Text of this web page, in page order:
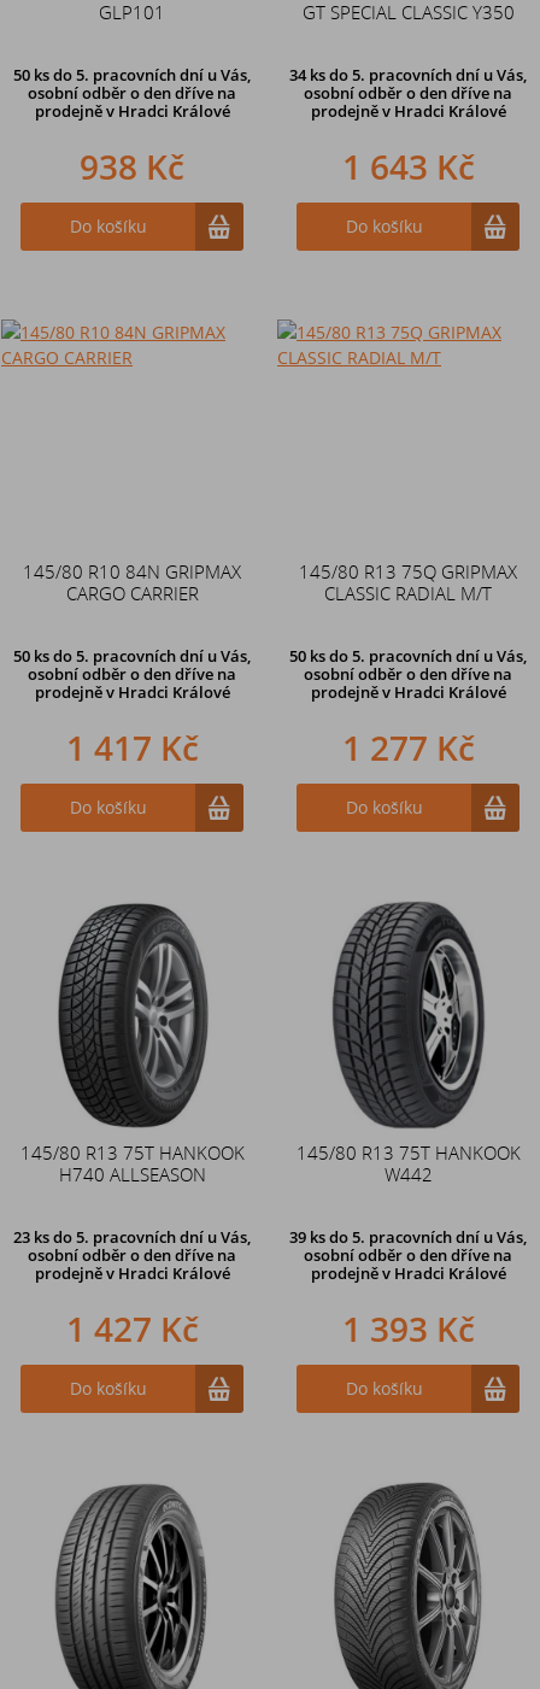
GLP101
50 ksdo 5. pracovních dní u Vás,
osobní odběr o den dříve na
prodejněv Hradci Králové
938 Kč
Do košíku
GT SPECIAL CLASSIC Y350
34 ksdo 5. pracovních dní u Vás,
osobní odběr o den dříve na
prodejněv Hradci Králové
1 643 Kč
Do košíku
145/80 R10 84N GRIPMAX
CARGO CARRIER
50 ksdo 5. pracovních dní u Vás,
osobní odběr o den dříve na
prodejněv Hradci Králové
1 417 Kč
Do košíku
145/80 R13 75Q GRIPMAX
CLASSIC RADIAL M/T
50 ksdo 5. pracovních dní u Vás,
osobní odběr o den dříve na
prodejněv Hradci Králové
1 277 Kč
Do košíku
145/80 R13 75T HANKOOK
H740 ALLSEASON
23 ksdo 5. pracovních dní u Vás,
osobní odběr o den dříve na
prodejněv Hradci Králové
1 427 Kč
Do košíku
145/80 R13 75T HANKOOK
W442
39 ksdo 5. pracovních dní u Vás,
osobní odběr o den dříve na
prodejněv Hradci Králové
1 393 Kč
Do košíku